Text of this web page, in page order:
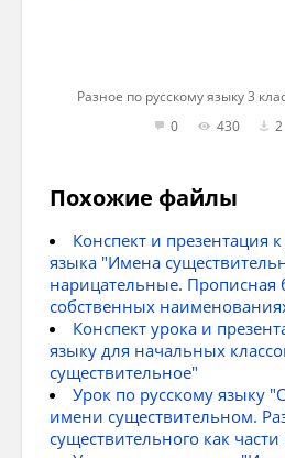
3 скл – женский род на –ь
Множественное (много
Падеж:
И.п. - кто? что?,
Р.п. - кого? чего?,
Д.п. - кому? чему?
Разное по русскому языку 3
0
430 2
Похожие файлы
Конспект и презентация к
языка "Имена
нарицательные. Прописная
собственных
Конспект урока и
языку для начальных
существительное"
Урок по русскому языку
имени существительном.
существительного как